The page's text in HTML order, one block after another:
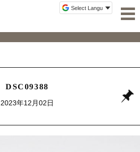
DSC09388
2023年12月02日